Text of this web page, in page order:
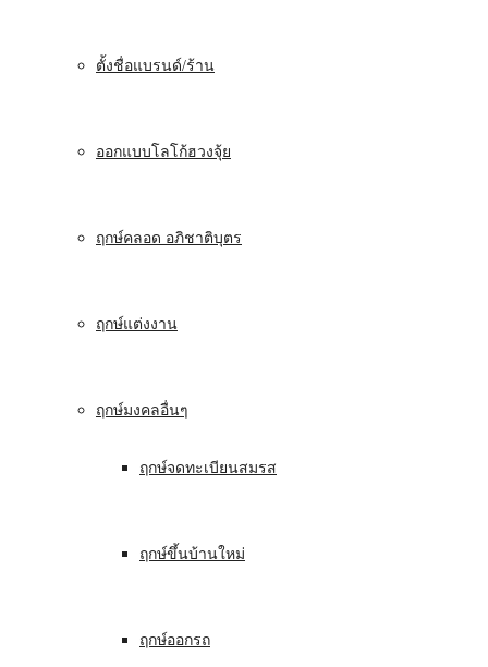
ตั้งชื่อแบรนด์/ร้าน
ออกแบบโลโก้ฮวงจุ้ย
ฤกษ์คลอด อภิชาติบุตร
ฤกษ์แต่งงาน
ฤกษ์มงคลอื่นๆ
ฤกษ์จดทะเบียนสมรส
ฤกษ์ขึ้นบ้านใหม่
ฤกษ์ออกรถ